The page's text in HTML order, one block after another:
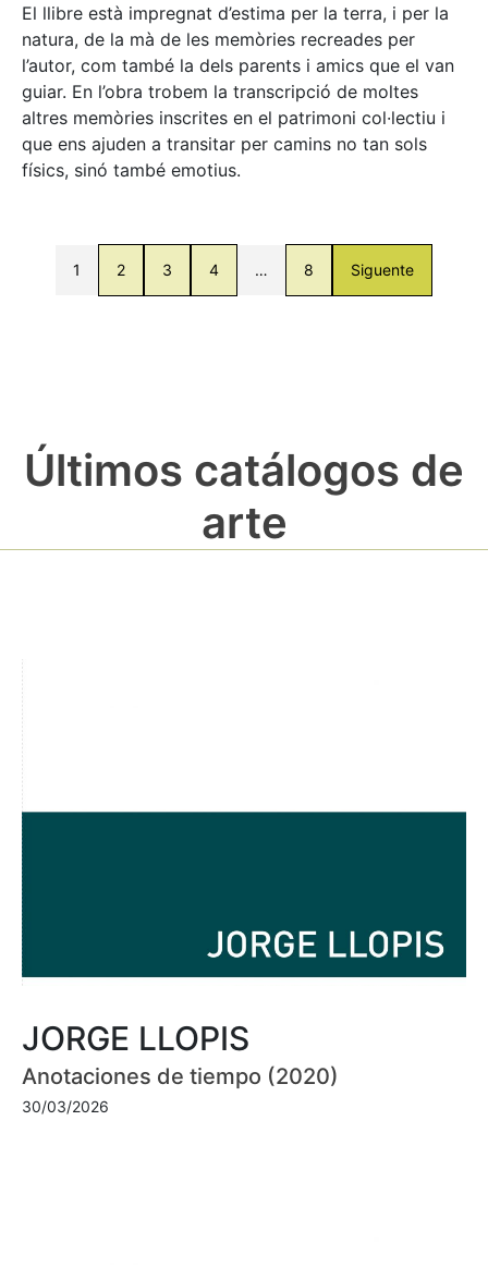
El llibre està impregnat d’estima per la terra, i per la
natura, de la mà de les memòries recreades per
l’autor, com també la dels parents i amics que el van
guiar. En l’obra trobem la transcripció de moltes
altres memòries inscrites en el patrimoni col·lectiu i
que ens ajuden a transitar per camins no tan sols
físics, sinó també emotius.
1 2 3 4 … 8 Siguente
Últimos catálogos de
arte
JORGE LLOPIS
Anotaciones de tiempo (2020)
30/03/2026